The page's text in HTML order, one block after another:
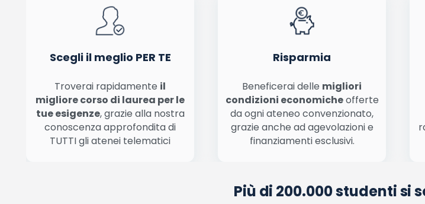
Scegli il meglio PER TE
Troverai rapidamente il
migliore corso di laurea per le
tue esigenze, grazie alla nostra
conoscenza approfondita di
TUTTI gli atenei telematici
Risparmia
Beneficerai delle migliori
condizioni economicheofferte
da ogni ateneo convenzionato,
grazie anche ad agevolazioni e
finanziamenti esclusivi.
Più di 200.000 studenti si